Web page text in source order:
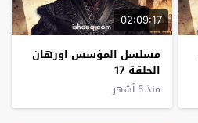
02:09:17
مسلسل المؤسس اورهان
الحلقة 17
منذ 5 أشهر